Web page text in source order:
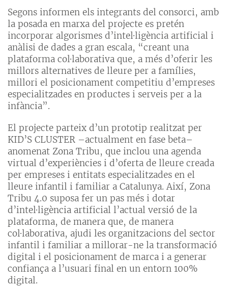
Segons informen els integrants del consorci, amb
la posada en marxa del projecte es pretén
incorporar algorismes d’intel·ligència artificial i
anàlisi de dades a gran escala, “creant una
plataforma col·laborativa que, a més d’oferir les
millors alternatives de lleure per a famílies,
millori el posicionament competitiu d’empreses
especialitzades en productes i serveis per a la
infància”.
El projecte parteix d’un prototip realitzat per
KID’S CLUSTER –actualment en fase beta–
anomenat Zona Tribu, que inclou una agenda
virtual d’experiències i d’oferta de lleure creada
per empreses i entitats especialitzades en el
lleure infantil i familiar a Catalunya. Així, Zona
Tribu 4.0 suposa fer un pas més i dotar
d’intel·ligència artificial l’actual versió de la
plataforma, de manera que, de manera
col·laborativa, ajudi les organitzacions del sector
infantil i familiar a millorar-ne la transformació
digital i el posicionament de marca i a generar
confiança a l’usuari final en un entorn 100%
digital.